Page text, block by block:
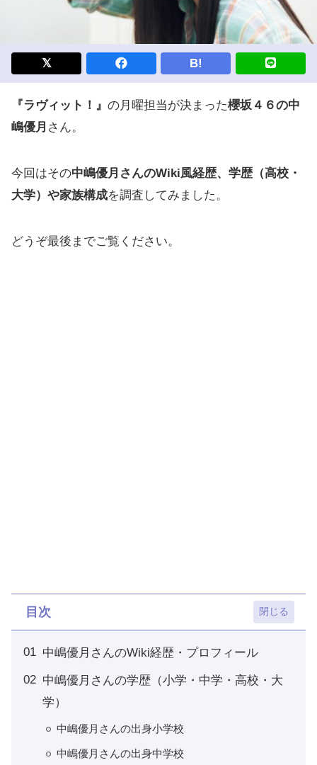
B!
『ラヴィット！』 の月曜担当が決まった櫻坂４６の中
嶋優月 さん。
今回はその中嶋優月さんのWiki風経歴、学歴（高校・
大学）や家族構成を調査してみました。
どうぞ最後までご覧ください。
目次
中嶋優月さんのWiki経歴・プロフィール
中嶋優月さんの学歴（小学・中学・高校・大
学）
中嶋優月さんの出身小学校
中嶋優月さんの出身中学校